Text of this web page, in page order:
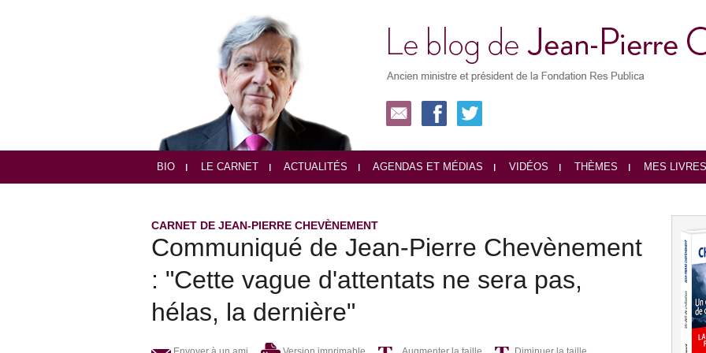
BIO LE CARNET ACTUALITÉS AGENDAS ET MÉDIAS VIDÉOS THÈMES MES LIVRES
CARNET DE JEAN-PIERRE CHEVÈNEMENT
Communiqué de Jean-Pierre Chevènement
: "Cette vague d'attentats ne sera pas,
hélas, la dernière"